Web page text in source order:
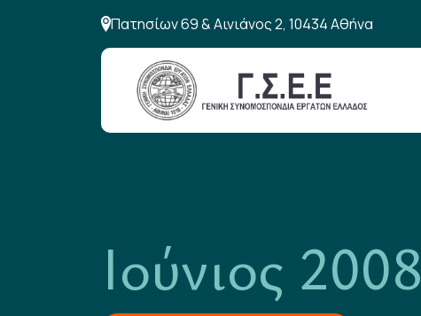
Πατησίων 69 & Αινιάνος 2, 10434 Αθήνα
Ιούνιος 2008